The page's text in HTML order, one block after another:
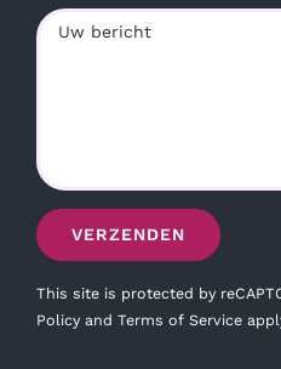
This site is protected by
Policy and Terms of Service